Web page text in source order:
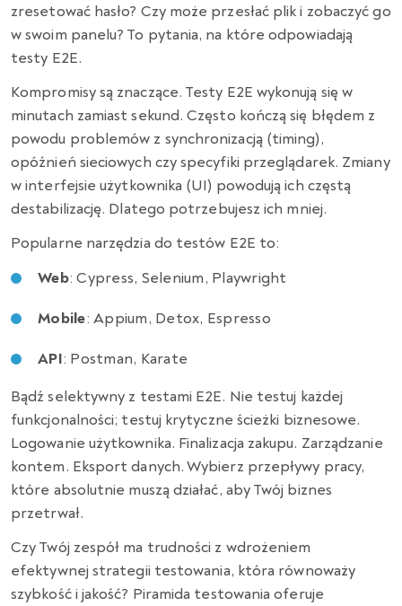
zresetować hasło? Czy może przesłać plik i zobaczyć go
w swoim panelu? To pytania, na które odpowiadają
testy E2E.
Kompromisy są znaczące. Testy E2E wykonują się w
minutach zamiast sekund. Często kończą się błędem z
powodu problemów z synchronizacją (timing),
opóźnień sieciowych czy specyfiki przeglądarek. Zmiany
w interfejsie użytkownika (UI) powodują ich częstą
destabilizację. Dlatego potrzebujesz ich mniej.
Popularne narzędzia do testów E2E to:
Web: Cypress, Selenium, Playwright
Mobile: Appium, Detox, Espresso
API: Postman, Karate
Bądź selektywny z testami E2E. Nie testuj każdej
funkcjonalności; testuj krytyczne ścieżki biznesowe.
Logowanie użytkownika. Finalizacja zakupu. Zarządzanie
kontem. Eksport danych. Wybierz przepływy pracy,
które absolutnie muszą działać, aby Twój biznes
przetrwał.
Czy Twój zespół ma trudności z wdrożeniem
efektywnej strategii testowania, która równoważy
szybkość i jakość? Piramida testowania oferuje